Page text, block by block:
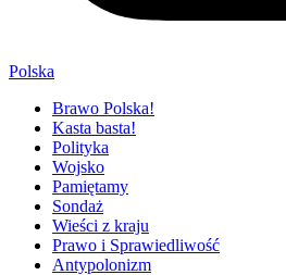
Polska
Brawo Polska!
Kasta basta!
Polityka
Wojsko
Pamiętamy
Sondaż
Wieści z kraju
Prawo i Sprawiedliwość
Antypolonizm